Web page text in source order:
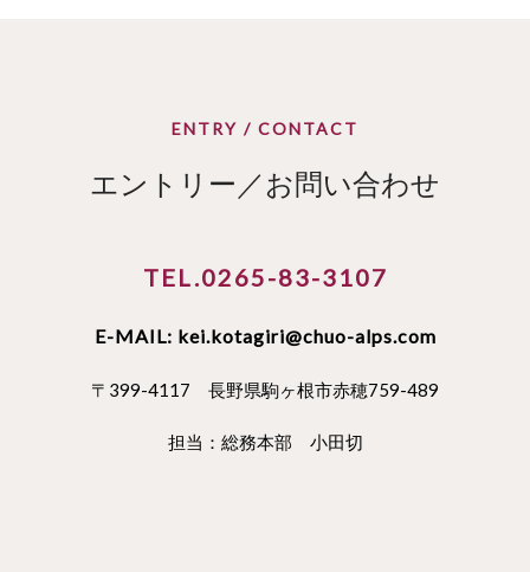
ENTRY / CONTACT
エントリー／お問い合わせ
TEL.0265-83-3107
E-MAIL: kei.kotagiri@chuo-alps.com
〒399-4117 長野県駒ヶ根市赤穂759-489
担当：総務本部 小田切